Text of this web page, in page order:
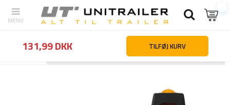
Belysning og el-udstyr Markeringslygter
131,99 DKK TILFØJ KURV